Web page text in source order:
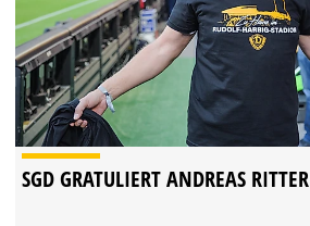
SGD GRATULIERT ANDREAS RITTER